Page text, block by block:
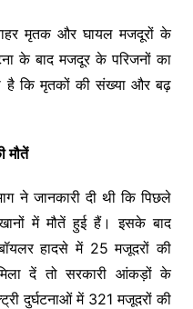
मृतक और घायल मजदूरों के
के बाद मजदूर के परिजनों का
है कि मृतकों की संख्या और बढ़
मौतें
ने जानकारी दी थी कि पिछले
में मौतें हुई हैं। इसके बाद
हादसे में 25 मजूदरों की
दें तो सरकारी आंकड़ों के
दुर्घटनाओं में 321 मजूदरों की